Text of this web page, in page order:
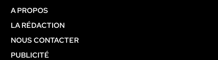
A PROPOS
LA RÉDACTION
NOUS CONTACTER
PUBLICITÉ